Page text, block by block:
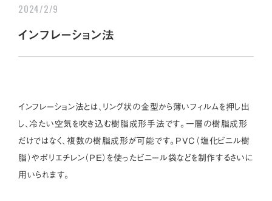
2024/2/9
インフレーション法
インフレーション法とは、リング状の金型から薄いフィルムを押し出
し、冷たい空気を吹き込む樹脂成形手法です。一層の樹脂成形
だけではなく、複数の樹脂成形が可能です。PVC（塩化ビニル樹
脂）やポリエチレン（ＰＥ）を使ったビニール袋などを制作するさいに
用いられます。